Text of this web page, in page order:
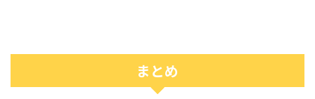
まとめ